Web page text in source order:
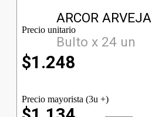
ARCOR
Bulto x 24 un
Precio unitario
$1.248
Precio mayorista (3u +)